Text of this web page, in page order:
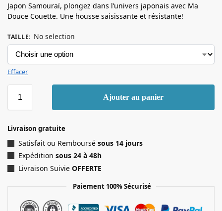
Japon Samouraï, plongez dans l’univers japonais avec Ma
Douce Couette. Une housse saisissante et résistante!
TAILLE: No selection
Effacer
Ajouter au panier
Livraison gratuite
Satisfait ou Remboursé sous 14 jours
Expédition sous 24 à 48h
Livraison Suivie OFFERTE
Paiement 100% Sécurisé